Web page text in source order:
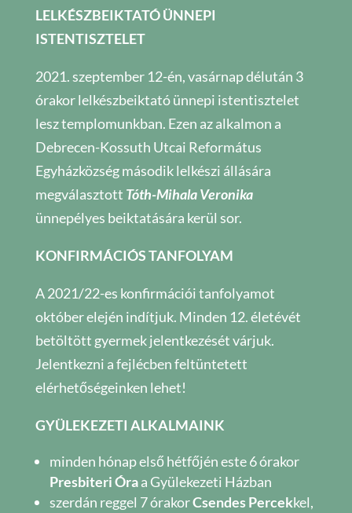
LELKÉSZBEIKTATÓ ÜNNEPI
ISTENTISZTELET
2021. szeptember 12-én, vasárnap délután 3
órakor lelkészbeiktató ünnepi istentisztelet
lesz templomunkban. Ezen az alkalmon a
Debrecen-Kossuth Utcai Református
Egyházközség második lelkészi állására
megválasztott Tóth-Mihala Veronika
ünnepélyes beiktatására kerül sor.
KONFIRMÁCIÓS TANFOLYAM
A 2021/22-es konfirmációi tanfolyamot
október elején indítjuk. Minden 12. életévét
betöltött gyermek jelentkezését várjuk.
Jelentkezni a fejlécben feltüntetett
elérhetőségeinken lehet!
GYÜLEKEZETI ALKALMAINK
minden hónap első hétfőjén este 6 órakor
Presbiteri Óraa Gyülekezeti Házban
szerdán reggel 7 órakorCsendes Percekkel,